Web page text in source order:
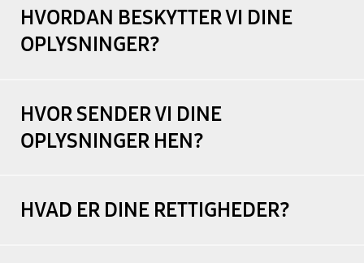
HVORDAN BESKYTTER VI DINE
OPLYSNINGER?
HVOR SENDER VI DINE
OPLYSNINGER HEN?
HVAD ER DINE RETTIGHEDER?